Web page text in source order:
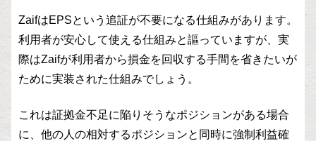
ZaifはEPSという追証が不要になる仕組みがあります。
利用者が安心して使える仕組みと謳っていますが、実
際はZaifが利用者から損金を回収する手間を省きたいが
ために実装された仕組みでしょう。
これは証拠金不足に陥りそうなポジションがある場合
に、他の人の相対するポジションと同時に強制利益確